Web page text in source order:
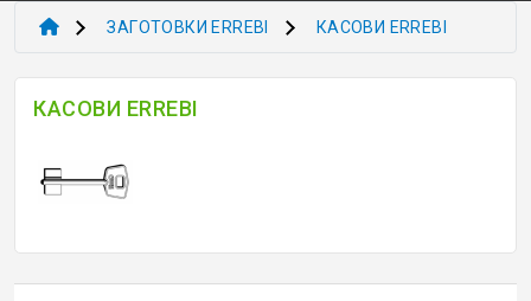
ТРАНСПОНДЕР И ECU ПРИБОРИ
ТРАНСПОНДЕР ЧИПОВЕ
ЗАГОТОВКИ ДРУГИ
ЗАГОТОВКИ ERREBI КАСОВИ ERREBI
КАСОВИ ERREBI